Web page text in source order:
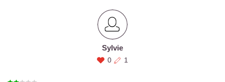
Sylvie
0 1